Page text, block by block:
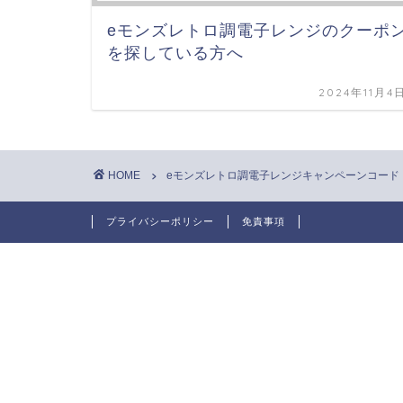
eモンズレトロ調電子レンジのクーポ
を探している方へ
2024年11月4
HOME eモンズレトロ調電子レンジキャンペーンコード
プライバシーポリシー 免責事項